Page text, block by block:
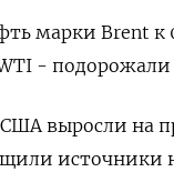
марки Brent к
- подорожали
выросли на
источники